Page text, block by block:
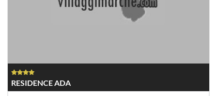
RESIDENCE ADA